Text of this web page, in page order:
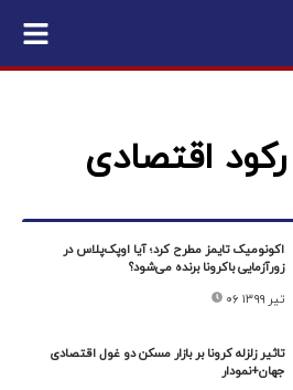
اقتصادی
اکونومیک تایمز مطرح کرد؛ آیا اوپک‌پلاس در
زورآزمایی باکرونا برنده می‌شود؟
۰۶ تیر ۱۳۹۹
تاثیر زلزله کرونا بر بازار مسکن دو غول اقتصادی
جهان+نمودار